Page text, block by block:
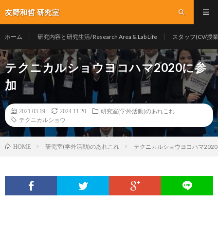
友野和哲 研究室
ホーム 研究内容と研究生活/ Research Area & Lab Life スタッフ(CV/授
テクニカルショウヨコハマ2020に参
加
2021.03.19 2024.11.20
研究室(学外活動)のあれこれ
テクニカルショウ
HOME 研究室(学外活動)のあれこれ テクニカルショウヨコハマ